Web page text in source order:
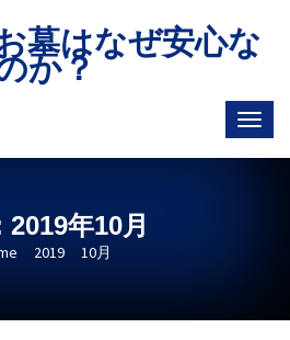
墓はなぜ安心な
か？
2019年10月
2019 10月